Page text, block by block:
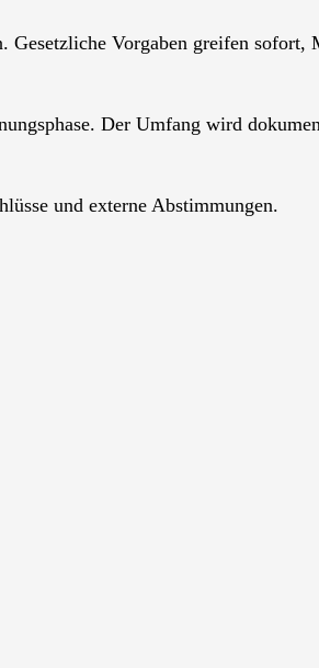
Vorgaben greifen sofort,
Der Umfang wird
und externe Abstimmungen.